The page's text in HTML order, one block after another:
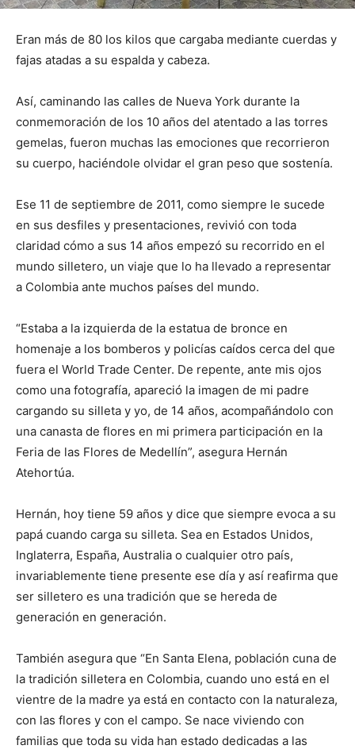
Eran más de 80 los kilos que cargaba mediante cuerdas y
fajas atadas a su espalda y cabeza.
Así, caminando las calles de Nueva York durante la
conmemoración de los 10 años del atentado a las torres
gemelas, fueron muchas las emociones que recorrieron
su cuerpo, haciéndole olvidar el gran peso que sostenía.
Ese 11 de septiembre de 2011, como siempre le sucede
en sus desfiles y presentaciones, revivió con toda
claridad cómo a sus 14 años empezó su recorrido en el
mundo silletero, un viaje que lo ha llevado a representar
a Colombia ante muchos países del mundo.
“Estaba a la izquierda de la estatua de bronce en
homenaje a los bomberos y policías caídos cerca del que
fuera el World Trade Center. De repente, ante mis ojos
como una fotografía, apareció la imagen de mi padre
cargando su silleta y yo, de 14 años, acompañándolo con
una canasta de flores en mi primera participación en la
Feria de las Flores de Medellín”, asegura Hernán
Atehortúa.
Hernán, hoy tiene 59 años y dice que siempre evoca a su
papá cuando carga su silleta. Sea en Estados Unidos,
Inglaterra, España, Australia o cualquier otro país,
invariablemente tiene presente ese día y así reafirma que
ser silletero es una tradición que se hereda de
generación en generación.
También asegura que “En Santa Elena, población cuna de
la tradición silletera en Colombia, cuando uno está en el
vientre de la madre ya está en contacto con la naturaleza,
con las flores y con el campo. Se nace viviendo con
familias que toda su vida han estado dedicadas a las